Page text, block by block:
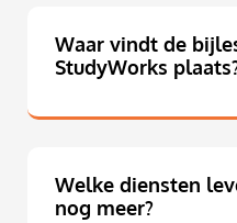
Waar vindt de
StudyWorks
Welke diensten
nog meer?